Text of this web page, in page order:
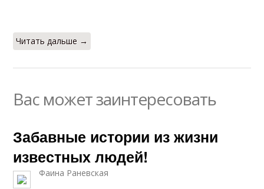
Читать дальше →
Вас может заинтересовать
Забавные истории из жизни
известных людей!
Фаина Раневская